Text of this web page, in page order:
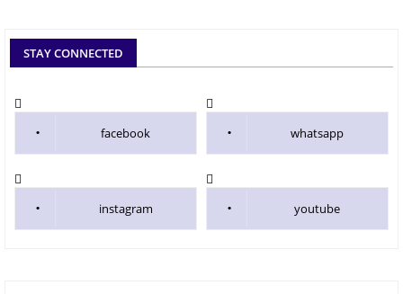
STAY CONNECTED
facebook whatsapp
instagram youtube